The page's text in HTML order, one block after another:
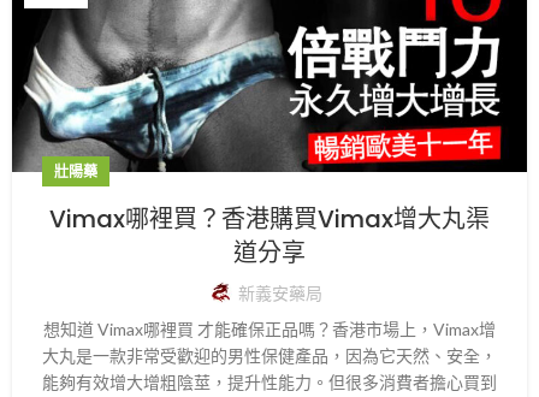
壯陽藥
Vimax哪裡買？香港購買Vimax增大丸渠
道分享
新義安藥局
想知道 Vimax哪裡買 才能確保正品嗎？香港市場上，Vimax增
大丸是一款非常受歡迎的男性保健產品，因為它天然、安全，
能夠有效增大增粗陰莖，提升性能力。但很多消費者擔心買到